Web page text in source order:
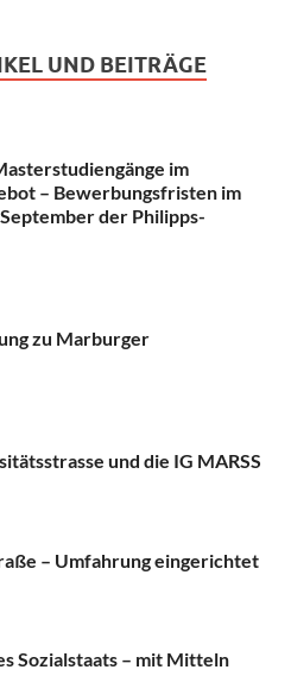
UND BEITRÄGE
im
– Bewerbungsfristen im
der Philipps-
zu Marburger
und die IG MARSS
­– Umfahrung eingerichtet
Sozialstaats – mit Mitteln